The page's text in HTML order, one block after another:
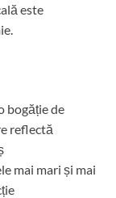
este
bogăție de
reflectă
mai mari și mai